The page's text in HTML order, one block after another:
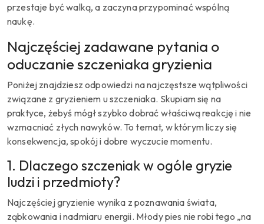
przestaje być walką, a zaczyna przypominać wspólną
naukę.
Najczęściej zadawane pytania o
oduczanie szczeniaka gryzienia
Poniżej znajdziesz odpowiedzi na najczęstsze wątpliwości
związane z gryzieniem u szczeniaka. Skupiam się na
praktyce, żebyś mógł szybko dobrać właściwą reakcję i nie
wzmacniać złych nawyków. To temat, w którym liczy się
konsekwencja, spokój i dobre wyczucie momentu.
1. Dlaczego szczeniak w ogóle gryzie
ludzi i przedmioty?
Najczęściej gryzienie wynika z poznawania świata,
ząbkowania i nadmiaru energii. Młody pies nie robi tego „na